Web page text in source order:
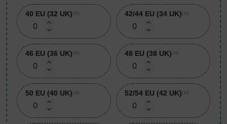
40 EU (32 UK) (20) 42/44 EU (34 UK) (19)
46 EU (36 UK) (20) 48 EU (38 UK) (24)
50 EU (40 UK) (18) 52/54 EU (42 UK) (18)